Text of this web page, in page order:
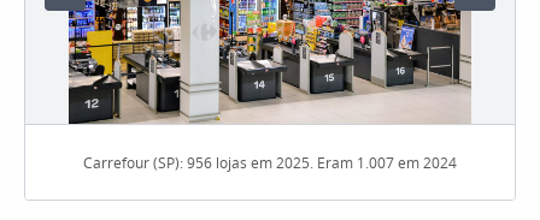
Carrefour (SP): 956 lojas em 2025. Eram 1.007 em 2024